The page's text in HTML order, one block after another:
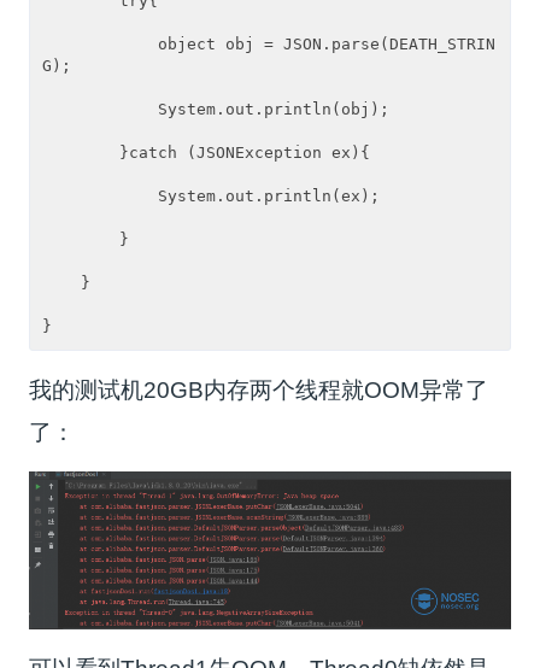
            object obj = JSON.parse(DEATH_STRIN
G);
            System.out.println(obj);
        }catch (JSONException ex){
            System.out.println(ex);
        }
    }
我的测试机20GB内存两个线程就OOM异常了
了：